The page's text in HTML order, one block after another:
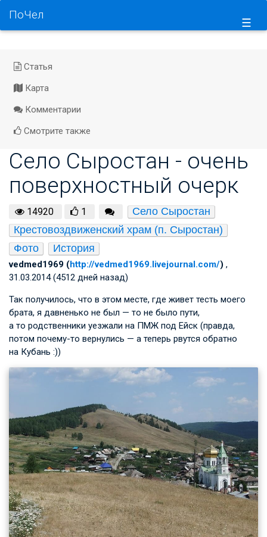
☰
ПоЧел
Статья
Карта
Комментарии
Смотрите также
Село Сыростан - очень
поверхностный очерк
14920 1
Село Сыростан
Крестовоздвиженский храм (п. Сыростан)
Фото
История
vedmed1969 (http://vedmed1969.livejournal.com/) ,
31.03.2014 (4512 дней назад)
Так получилось, что в этом месте, где живет тесть моего
брата, я давненько не был — то не было пути,
а то родственники уезжали на ПМЖ под Ейск (правда,
потом почему-то вернулись — а теперь рвутся обратно
на Кубань :))